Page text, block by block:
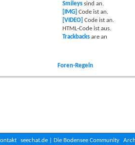
Smileys sindan.
[IMG] Code istan.
[VIDEO] Code istan.
HTML-Code istaus.
Trackbacks arean
Foren-Regeln
seechat.de | Die Bodensee Community